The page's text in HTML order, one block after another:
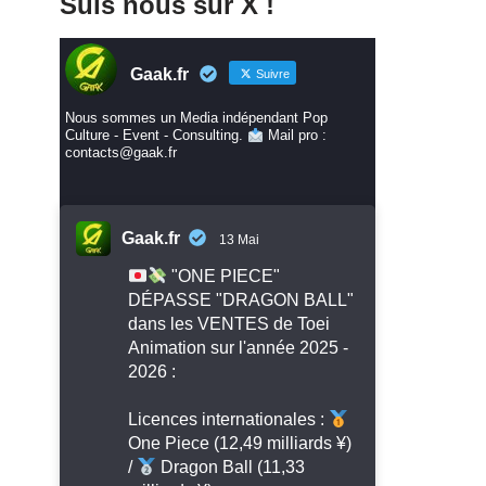
Gaak.fr Suivre
Nous sommes un Media indépendant Pop
Culture - Event - Consulting.
Mail pro :
contacts@gaak.fr
Gaak.fr 13 Mai
"ONE PIECE"
DÉPASSE "DRAGON BALL"
dans les VENTES de Toei
Animation sur l'année 2025 -
2026 :
Licences internationales :
One Piece (12,49 milliards ¥)
/
Dragon Ball (11,33